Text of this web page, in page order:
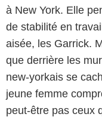
à New York. Elle
de stabilité en
aisée, les Garrick.
que derrière les
new-yorkais se
jeune femme
peut-être pas ceux